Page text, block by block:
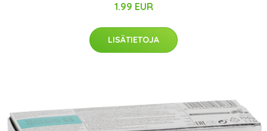
1.99 EUR
LISÄTIETOJA